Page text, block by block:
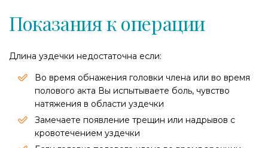
Показания к операции
Длина уздечки недостаточна если:
Во время обнажения головки члена или во время
полового акта Вы испытываете боль, чувство
натяжения в области уздечки
Замечаете появление трещин или надрывов с
кровотечением уздечки